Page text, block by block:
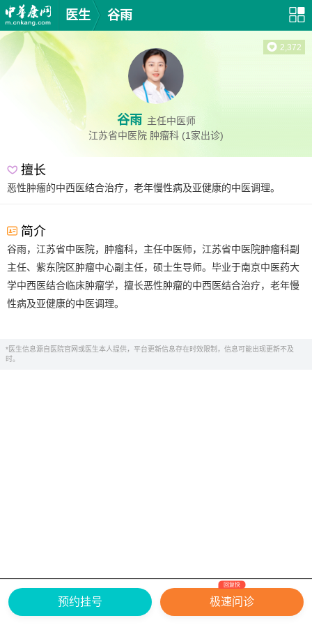
医生 谷雨
谷雨 主任中医师
江苏省中医院 肿瘤科 (1家出诊)
2,372
擅长
恶性肿瘤的中西医结合治疗，老年慢性病及亚健康的中医调理。
简介
谷雨，江苏省中医院，肿瘤科，主任中医师，江苏省中医院肿瘤科副
主任、紫东院区肿瘤中心副主任，硕士生导师。毕业于南京中医药大
学中西医结合临床肿瘤学，擅长恶性肿瘤的中西医结合治疗，老年慢
性病及亚健康的中医调理。
*医生信息源自医院官网或医生本人提供，平台更新信息存在时效限制，信息可能出现更新不及
时。
网上有害信息举报专区
关于我们
Copyright ©
2026 中华康网 版权所有
预约挂号 极速问诊
回复快